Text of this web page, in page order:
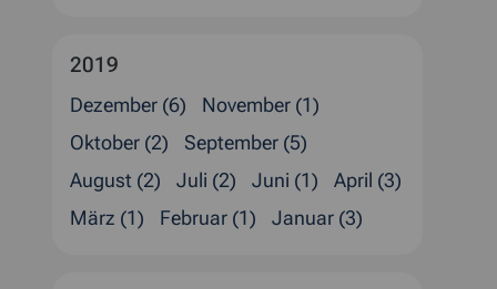
2019
Dezember (6)
November (1)
Oktober (2)
September (5)
August (2)
Juli (2) Juni (1)
April (3)
März (1)
Februar (1) Januar (3)